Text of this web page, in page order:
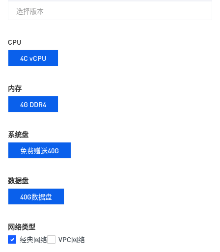
选择版本
CPU
4C vCPU
内存
4G DDR4
系统盘
免费赠送40G
数据盘
40G数据盘
网络类型
经典网络
VPC网络